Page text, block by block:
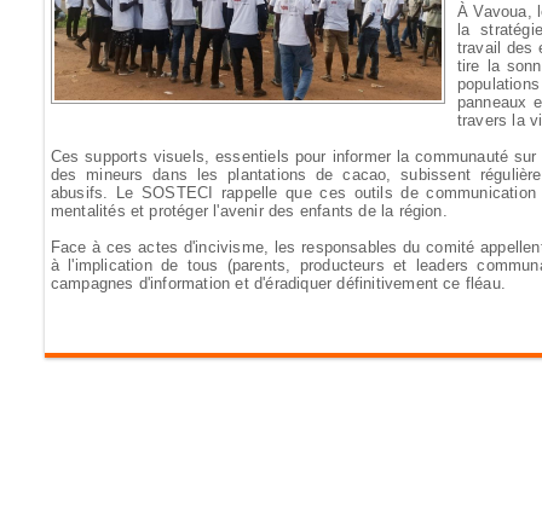
À Vavoua,
la
travail des
tire la
panneaux
travers la
Ces supports visuels, essentiels pour informer la communauté
des mineurs dans les plantations de cacao, subissent
abusifs. Le SOSTECI rappelle que ces outils de
mentalités et protéger l'avenir des enfants de la région.
Face à ces actes d'incivisme, les responsables du comité
à l'implication de tous (parents, producteurs et leaders
campagnes d'information et d'éradiquer définitivement ce fléau.